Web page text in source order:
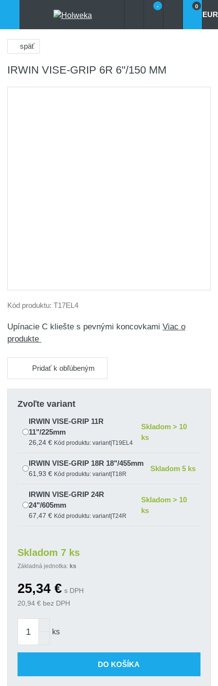
- 0
EUR
späť
IRWIN VISE-GRIP 6R 6"/150 MM
Kód produktu: T17EL4
Upínacie C kliešte s pevnými koncovkami Viac o
produkte
Pridať k obľúbeným
Zvoľte variant
IRWIN VISE-GRIP 11R
11"/225mm
26,24 € Kód produktu: variant|T19EL4
Skladom > 10
ks
IRWIN VISE-GRIP 18R 18"/455mm
61,93 € Kód produktu: variant|T18R
Skladom 5 ks
IRWIN VISE-GRIP 24R
24"/605mm
67,47 € Kód produktu: variant|T24R
Skladom > 10
ks
Kód produktu: variant|T17EL4
Skladom 7 ks
Základná jednotka: ks
25,34 € s DPH
20,94 € bez DPH
ks
DO KOŠÍKA